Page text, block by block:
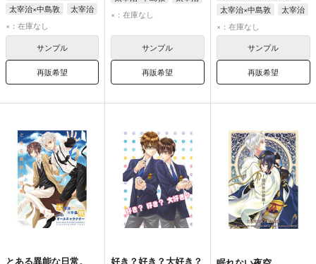
太宰治×中島敦
太宰治
中島敦
×：在庫なし
サンプル
再販希望
中島敦
×：在庫なし
サンプル
再販希望
太宰治×中島敦
太宰治
中島敦
×：在庫なし
サンプル
再販希望
とある異能な日常。
好き？好き？大好き？